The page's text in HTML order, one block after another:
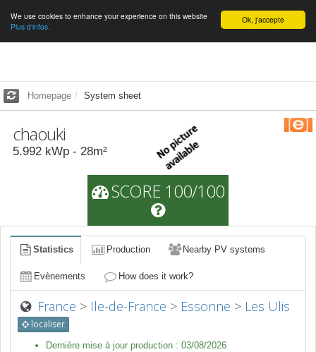
English Ok, j'accepte
We use cookies to enhance your experience on this website
Plus d'infos.
Homepage System sheet
chaouki
5.992 kWp - 28m²
SCORE 100/100
Statistics Production Nearby PV systems
Evènements How does it work?
France > Ile-de-France > Essonne > Les Ulis
localiser
Dernière mise à jour production : 03/08/2026